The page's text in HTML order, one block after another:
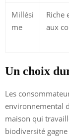
Millési
me
Riche
aux
Un choix
Les
environnemental
maison qui
biodiversité